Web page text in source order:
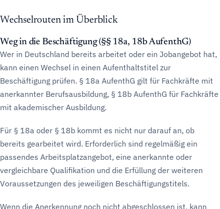
Wechselrouten im Überblick
Weg in die Beschäftigung (§§ 18a, 18b AufenthG)
Wer in Deutschland bereits arbeitet oder ein Jobangebot hat,
kann einen Wechsel in einen Aufenthaltstitel zur
Beschäftigung prüfen. § 18a AufenthG gilt für Fachkräfte mit
anerkannter Berufsausbildung, § 18b AufenthG für Fachkräfte
mit akademischer Ausbildung.
Für § 18a oder § 18b kommt es nicht nur darauf an, ob
bereits gearbeitet wird. Erforderlich sind regelmäßig ein
passendes Arbeitsplatzangebot, eine anerkannte oder
vergleichbare Qualifikation und die Erfüllung der weiteren
Voraussetzungen des jeweiligen Beschäftigungstitels.
Wenn die Anerkennung noch nicht abgeschlossen ist, kann